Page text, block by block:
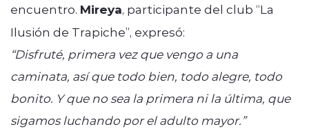
encuentro. Mireya, participante del club “La
Ilusión de Trapiche”, expresó:
“Disfruté, primera vez que vengo a una
caminata, así que todo bien, todo alegre, todo
bonito. Y que no sea la primera ni la última, que
sigamos luchando por el adulto mayor.”